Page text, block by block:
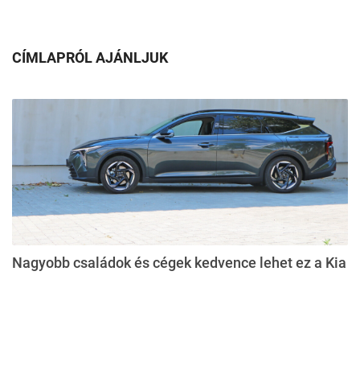
CÍMLAPRÓL AJÁNLJUK
Nagyobb családok és cégek kedvence lehet ez a Kia